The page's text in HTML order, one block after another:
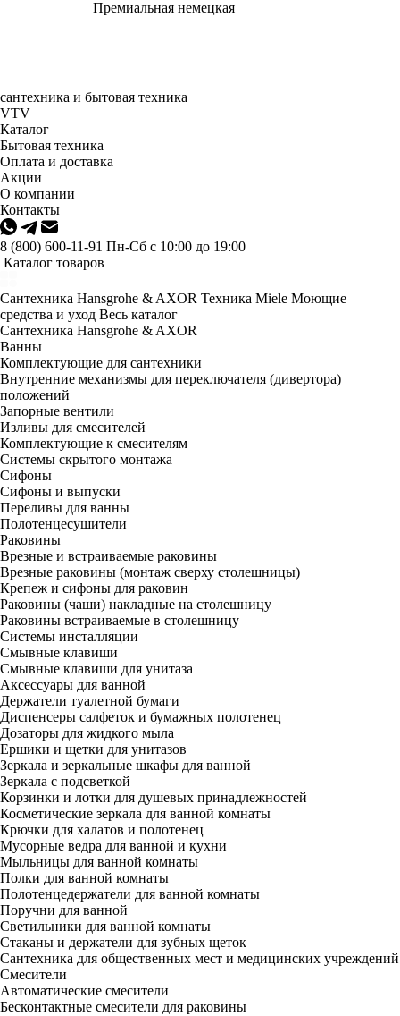
Премиальная немецкая
сантехника и бытовая техника
VTV
Каталог
Бытовая техника
Оплата и доставка
Акции
О компании
Контакты
8 (800) 600-11-91 Пн-Сб с 10:00 до 19:00
Каталог товаров
Сантехника Hansgrohe & AXOR Техника Miele Моющие
средства и уход Весь каталог
Сантехника Hansgrohe & AXOR
Ванны
Комплектующие для сантехники
Внутренние механизмы для переключателя (дивертора)
положений
Запорные вентили
Изливы для смесителей
Комплектующие к смесителям
Системы скрытого монтажа
Сифоны
Сифоны и выпуски
Переливы для ванны
Полотенцесушители
Раковины
Врезные и встраиваемые раковины
Врезные раковины (монтаж сверху столешницы)
Крепеж и сифоны для раковин
Раковины (чаши) накладные на столешницу
Раковины встраиваемые в столешницу
Системы инсталляции
Смывные клавиши
Смывные клавиши для унитаза
Аксессуары для ванной
Держатели туалетной бумаги
Диспенсеры салфеток и бумажных полотенец
Дозаторы для жидкого мыла
Ершики и щетки для унитазов
Зеркала и зеркальные шкафы для ванной
Зеркала с подсветкой
Корзинки и лотки для душевых принадлежностей
Косметические зеркала для ванной комнаты
Крючки для халатов и полотенец
Мусорные ведра для ванной и кухни
Мыльницы для ванной комнаты
Полки для ванной комнаты
Полотенцедержатели для ванной комнаты
Поручни для ванной
Светильники для ванной комнаты
Стаканы и держатели для зубных щеток
Сантехника для общественных мест и медицинских учреждений
Смесители
Автоматические смесители
Бесконтактные смесители для раковины